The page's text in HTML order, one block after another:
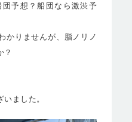
予想？船団なら激渋予
かりませんが、脂ノリノ
？
ました。